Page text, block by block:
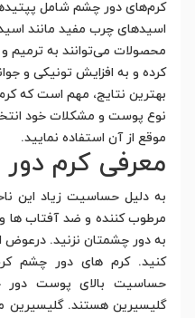
کرم‌های دور چشم شامل
اسیدهای چرب مفید مانند
محصولات می‌توانند به
کرده و به افزایش تونیکی و
بهترین نتایج، مهم است که
نوع پوست و مشکلات خود
موقع از آن استفاده نمایید.
معرفی کرم
به دلیل حساسیت زیاد این
مرطوب کننده و ضد آفتاب
به دور چشمتان نزنید.
کنید. کرم های دور چشم
حساسیت بالای پوست دور
گلیسیرین هستند. گلیسیرین